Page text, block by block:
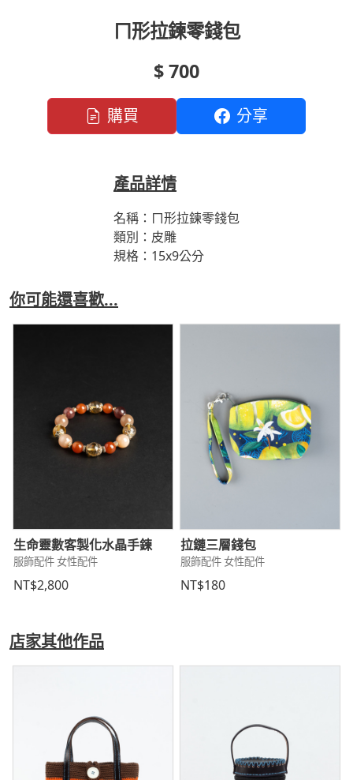
ㄇ形拉鍊零錢包
$ 700
購買 分享
產品詳情
名稱：ㄇ形拉鍊零錢包
類別：皮雕
規格：15x9公分
你可能還喜歡...
生命靈數客製化水晶手鍊
服飾配件 女性配件
NT$2,800
拉鏈三層錢包
服飾配件 女性配件
NT$180
店家其他作品